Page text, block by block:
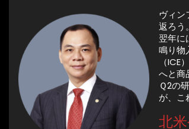
ヴィン
返ろう
翌年に
鳴り物
（
へと商
Ｑ2の
が、こ
北